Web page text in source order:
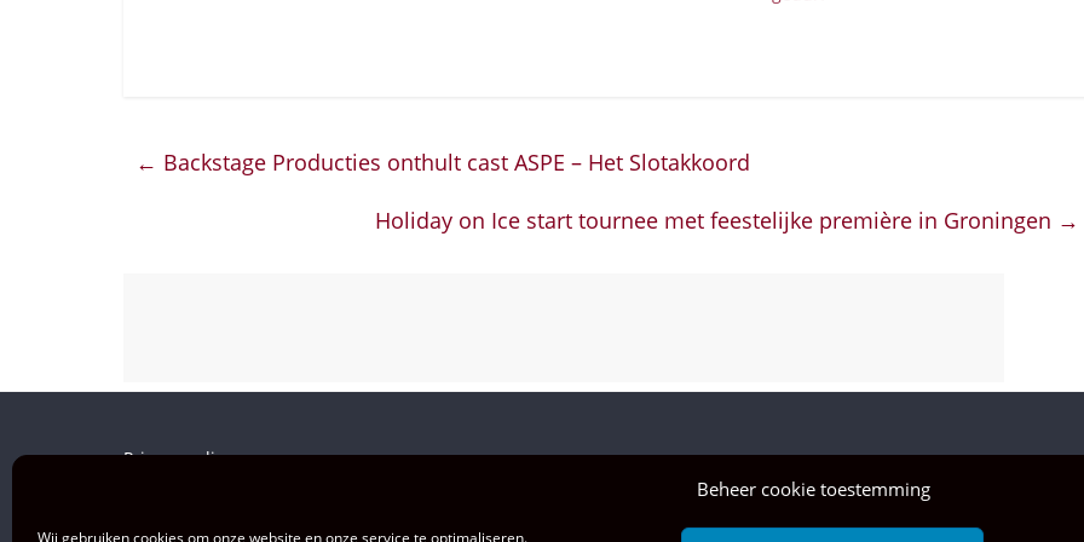
Beheer cookie toestemming
Wij gebruiken cookies om onze website en onze service te optimaliseren.
← Backstage Producties onthult cast ASPE – Het Slotakkoord
Holiday on Ice start tournee met feestelijke première in Groningen →
Privacy policy